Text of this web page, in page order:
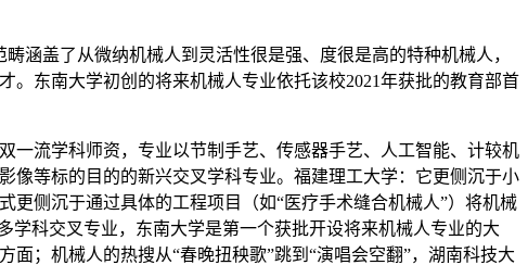
盖了从微纳机械人到灵活性很是强、度很是高的特种机械人，
东南大学初创的将来机械人专业依托该校2021年获批的教育部首
流学科师资，专业以节制手艺、传感器手艺、人工智能、计较机
像等标的目的的新兴交叉学科专业。福建理工大学：它更侧沉于小
侧沉于通过具体的工程项目（如“医疗手术缝合机械人”）将机械
学科交叉专业，东南大学是第一个获批开设将来机械人专业的大
；机械人的热搜从“春晚扭秧歌”跳到“演唱会空翻”，湖南科技大